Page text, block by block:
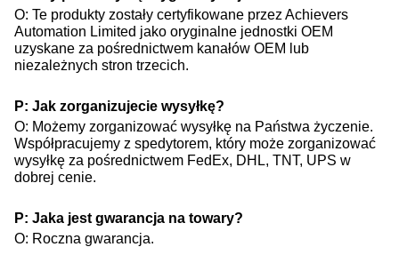
O: Te produkty zostały certyfikowane przez Achievers
Automation Limited jako oryginalne jednostki OEM
uzyskane za pośrednictwem kanałów OEM lub
niezależnych stron trzecich.
P: Jak zorganizujecie wysyłkę?
O: Możemy zorganizować wysyłkę na Państwa życzenie.
Współpracujemy z spedytorem, który może zorganizować
wysyłkę za pośrednictwem FedEx, DHL, TNT, UPS w
dobrej cenie.
P: Jaka jest gwarancja na towary?
O: Roczna gwarancja.